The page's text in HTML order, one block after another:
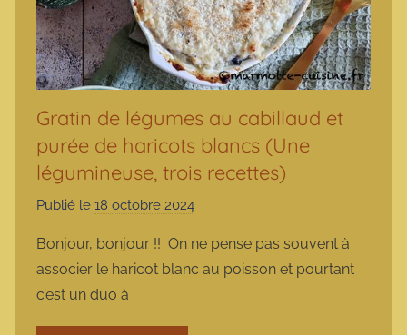
Gratin de légumes au cabillaud et
purée de haricots blancs (Une
légumineuse, trois recettes)
Publié le 18 octobre 2024
r
m
Bonjour, bonjour !! On ne pense pas souvent à
associer le haricot blanc au poisson et pourtant
c’est un duo à